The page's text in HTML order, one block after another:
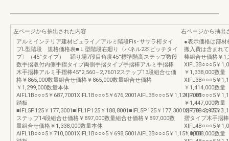
左ページから抽出された内容
アルミインテリア建材ビュライ／アルミ階段Fis･ササラ桁タイ
プL型階段 規格価格表■Ｌ型階段右廻り〈パネル2本ピッチタイ
プ〉（45°タイプ） 踊り場7段目角度45°標準階高ステップ数段
数手摺取付内側手摺タイプ両側手摺タイプ手摺棒アルミ手摺棒
木手摺棒アルミ手摺棒45°2,560∼2,76012ステップ13段組合せ価
格￥865,000数量組合せ価格￥865,000数量組合せ価格
￥1,299,000数量本体
AIFL1B○○○5￥687,7001XIFL1B○○○5￥676,2001AIFL3B○○○5￥1,121,7001
踏板
■IFL5P125￥177,3001■IFL1P125￥188,8001■IFL5P125￥177,30012,770∼2,97013
ステップ14段組合せ価格￥897,000数量組合せ価格￥897,000数
量組合せ価格￥1,338,000数量本体
AIFL1B○○○5￥710,0001XIFL1B○○○5￥698,5001AIFL3B○○○5￥1,151,0001
右ページから抽出
●表示価格は部材
搬入費は含まれ
棒組合せ価格￥
XIFL3B○○○5￥
￥1,338,000数量
XIFL3B○○○5￥
￥1,414,000数量
XIFL3B○○○5￥
￥1,447,000数量
XIFL3B○○○5￥
摺タイプ木手摺
XIFL4B○○○5￥
￥1,338,000数量